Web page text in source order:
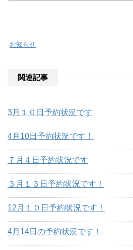
-お知らせ
関連記事
3月１０日予約状況です
4月10日予約状況です！
７月４日予約状況です
３月１３日予約状況です！
12月１０日予約状況です！
4月14日の予約状況です！